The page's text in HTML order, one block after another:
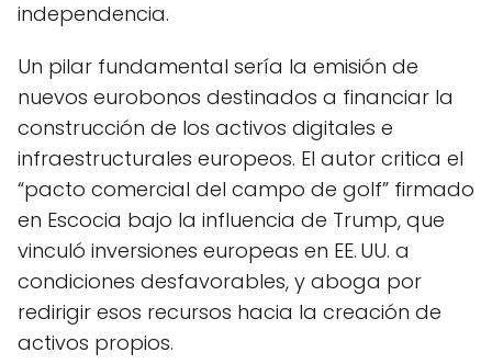
independencia.
Un pilar fundamental sería la emisión de
nuevos eurobonos destinados a financiar la
construcción de los activos digitales e
infraestructurales europeos. El autor critica el
“pacto comercial del campo de golf” firmado
en Escocia bajo la influencia de Trump, que
vinculó inversiones europeas en EE. UU. a
condiciones desfavorables, y aboga por
redirigir esos recursos hacia la creación de
activos propios.